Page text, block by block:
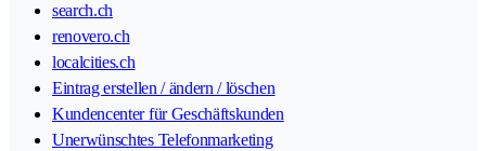
search.ch
renovero.ch
localcities.ch
Eintrag erstellen / ändern / löschen
Kundencenter für Geschäftskunden
Unerwünschtes Telefonmarketing